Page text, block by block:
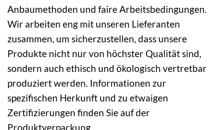
Anbaumethoden und faire Arbeitsbedingungen.
Wir arbeiten eng mit unseren Lieferanten
zusammen, um sicherzustellen, dass unsere
Produkte nicht nur von höchster Qualität sind,
sondern auch ethisch und ökologisch vertretbar
produziert werden. Informationen zur
spezifischen Herkunft und zu etwaigen
Zertifizierungen finden Sie auf der
Produktverpackung.